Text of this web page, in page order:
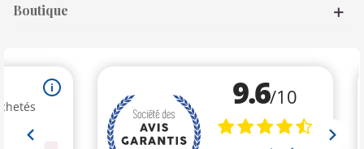
Boutique